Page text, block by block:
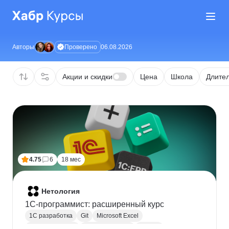
Авторы Проверено 06.08.2026
Акции и скидки Цена Школа
4.75 6 18 мес
Нетология
1C-программист: расширенный курс
1С разработка Git
Microsoft Excel